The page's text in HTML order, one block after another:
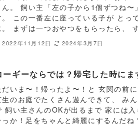
ん。 飼い主「左の子から1個ずつね〜
。 この一番左に座っている子が とっ
。 まずは一つおやつをもらったら、
2022年11月12日 2024年3月7日
ーギーならでは？帰宅した時にま
だいま〜！帰ったよ〜！と 玄関の前
生のお庭でたくさん遊んできて、 み
飼い主さんのOKが出るまで 家には入
っか！足をちゃんと綺麗にするんだ